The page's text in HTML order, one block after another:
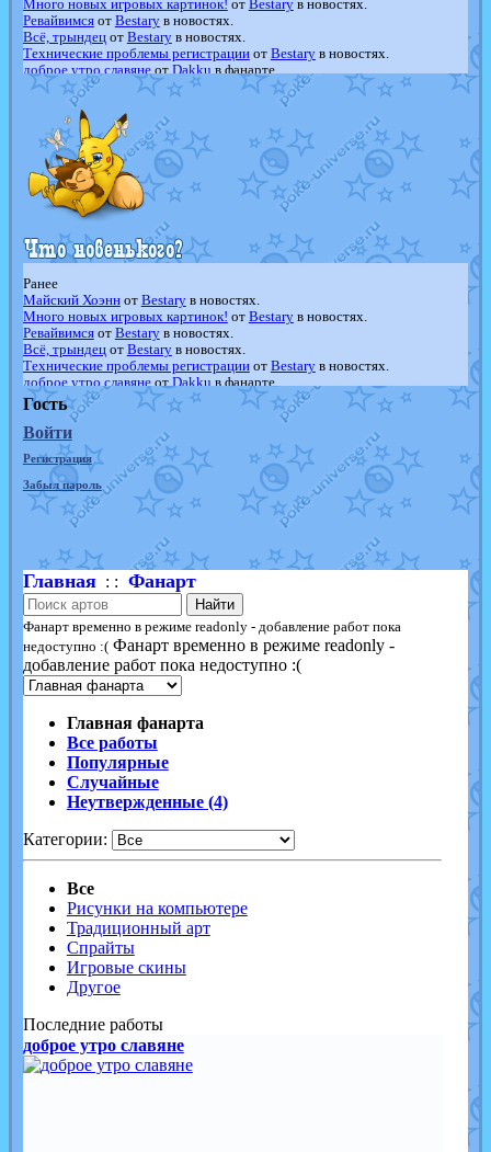
Много новых игровых картинок! от Bestaryв новостях.
Ревайвимсяот Bestaryв новостях.
Всё, трындецот Bestaryв новостях.
Технические проблемы регистрацииот Bestaryв новостях.
доброе утро славянеот Dakku в фанарте.
Йолда и Мимикью отMavisNyanCatв фанарте.
Недовольный котомангуст
в фанарте.
The Dark Wishmaker
отRandomon
шадоу спиритомб
отilovearceus
в фанарте.
траббишотilovearceusв фанарте.
Raging Boltот GraceDaFox
в фанарте.
Shadow mismagiusотJOK_julia
в фанарте.
художник отvicavicaв фанарте.
Ранее
Майский Хоэннот Bestaryв новостях.
Много новых игровых картинок! от Bestaryв новостях.
Ревайвимсяот Bestaryв новостях.
Всё, трындецот Bestaryв новостях.
Технические проблемы регистрацииот Bestaryв новостях.
доброе утро славянеот Dakku в фанарте.
Йолда и МимикьюотMavisNyanCatв фанарте.
Недовольный котомангуст
в фанарте.
The Dark Wishmaker
отRandomon
шадоу спиритомб
отilovearceus
в фанарте.
траббишотilovearceusв фанарте.
Raging BoltотGraceDaFox
Shadow mismagiusотJOK_julia
в фанарте.
художникот vicavicaв фанарте.
Гость
Войти
Регистрация
Забыл пароль
Главная: : Фанарт
Найти
Фанарт временно в режиме readonly - добавление работ пока
недоступно :( Фанарт временно в режиме readonly -
добавление работ пока недоступно :(
Главная фанарта
Все работы
Популярные
Случайные
Неутвержденные (4)
Категории:
Все
Рисунки на компьютере
Традиционный арт
Спрайты
Игровые скины
Другое
Последние работы
доброе утро славяне